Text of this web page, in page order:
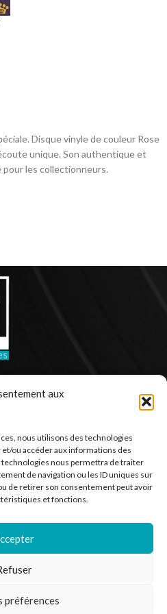
aux
nous utilisons des technologies
ou accéder aux informations des
technologies nous permettra de traiter
de navigation ou les ID uniques sur
de retirer son consentement peut avoir
et fonctions.
préférences
Disque vinyle de couleur Rose
unique. Son authentique et
les collectionneurs.
tours.
B du CGI